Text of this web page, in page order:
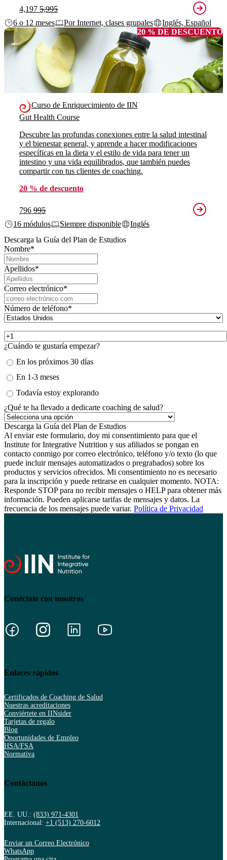
4,197 5,995
6 o 12 meses
Por Internet, clases grupales
Inglés, Español
20 % DE DESCUENTO
Curso de Enriquecimiento de IIN
Gut Health Course
Descubre las profundas conexiones entre la salud intestinal
y el bienestar general, y aprende a hacer modificaciones
específicas en la dieta y el estilo de vida para tener un
intestino y una vida equilibrados, que también puedes
compartir con tus clientes de coaching.
20 % de descuento
796 995
16 módulos
Siempre disponible
Inglés
Descarga la Guía del Plan de Estudios
Nombre*
Apellidos*
Correo electrónico*
Número de teléfono*
¿Cuándo te gustaría empezar?
En los próximos 30 días
En 1-3 meses
Todavía estoy explorando
¿Qué te ha llevado a dedicarte coaching de salud?
Al enviar este formulario, doy mi consentimiento para que el
Institute for Integrative Nutrition y sus afiliados se pongan en
contacto conmigo por correo electrónico, teléfono y/o texto (lo que
puede incluir mensajes automatizados o pregrabados) sobre los
productos y servicios ofrecidos. Mi consentimiento no es necesario
para la inscripción y puede retirarse en cualquier momento. NOTA:
Responde STOP para no recibir mensajes o HELP para obtener más
información. Pueden aplicarse tarifas de mensajes y datos. La
frecuencia de los mensajes puede variar. Política de Privacidad
Conéctate con nosotros
Enlaces rápidos
Certificados de Coaching de Salud
Nuestras acreditaciones
Conviértete en IINsider
Tarjetas de regalo
Blog
Oportunidades de Empleo
HSA/FSA
Normativa
Contáctanos
EE. UU.: (833) 971-4301
Internacional: +1 (513) 270-6012
Enviar un Correo Electrónico
WhatsApp